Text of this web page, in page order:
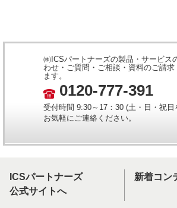
㈱ICSパートナーズの製品・サービス
わせ・ご質問・ご相談・資料のご請
ます。
0120-777-391
受付時間 9:30～17：30 (土・日・祝日
お気軽にご連絡ください。
ICSパートナーズ
公式サイトへ
新着コン